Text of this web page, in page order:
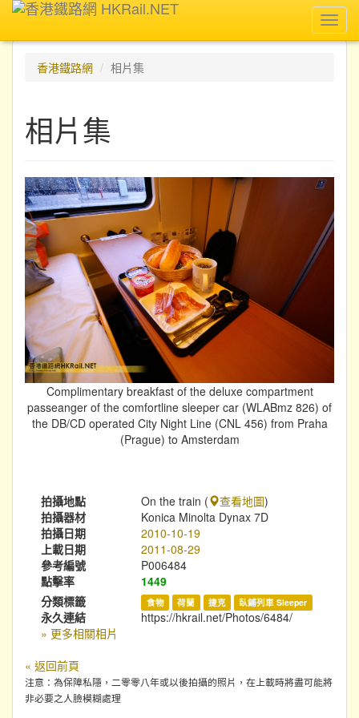
香港鐵路網
相片集
相片集
Complimentary breakfast of the deluxe compartment
passeanger of the comfortline sleeper car (WLABmz 826) of
the DB/CD operated City Night Line (CNL 456) from Praha
(Prague) to Amsterdam
拍攝地點 On the train ( 查看地圖)
拍攝器材
Konica Minolta Dynax 7D
拍攝日期
2010-10-19
上載日期
2011-08-29
參考編號
P006484
點擊率
1449
分類標籤
食物 荷蘭 捷克 臥鋪列車 Sleeper
永久連結
https://hkrail.net/Photos/6484/
» 更多相關相片
« 返回前頁
注意：為保障私隱，二零零八年或以後拍攝的照片，在上載時將盡可能將
非必要之人臉模糊處理